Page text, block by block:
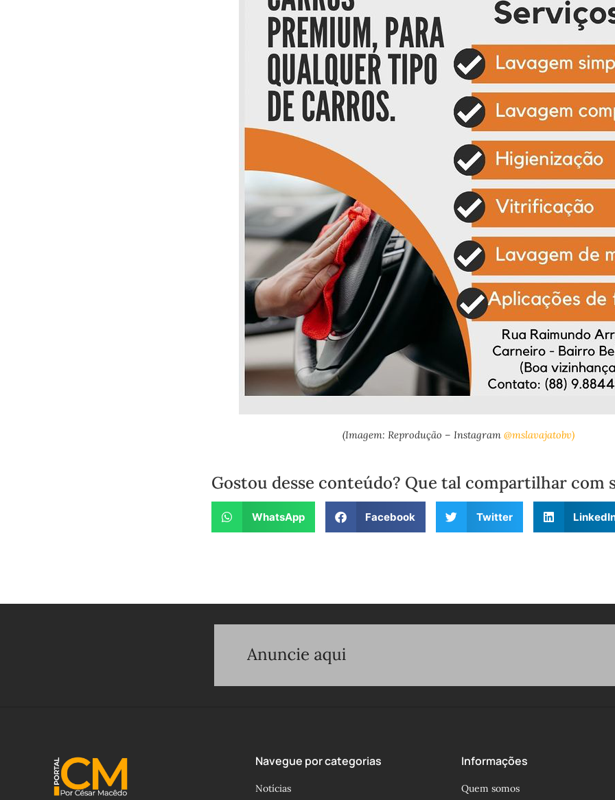
(Imagem: Reprodução – Instagram @mslavajatobv)
Gostou desse conteúdo? Que tal compartilhar com
WhatsApp Facebook Twitter
Navegue por categorias
Notícias
Informações
Quem somos